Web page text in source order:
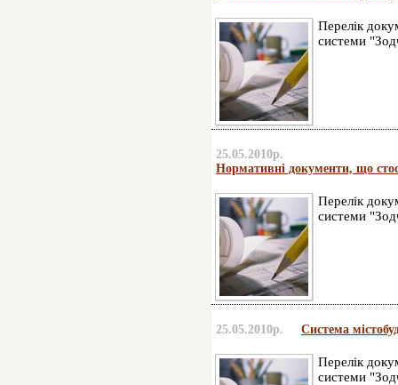
Перелік
системи
25.05.2010р.
Нормативні документи, що
Перелік
системи
25.05.2010р. Система
Перелік
системи